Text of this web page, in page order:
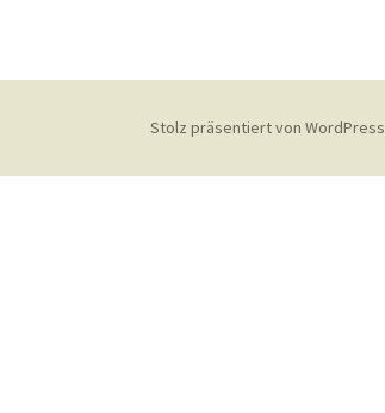
Stolz präsentiert von WordPress